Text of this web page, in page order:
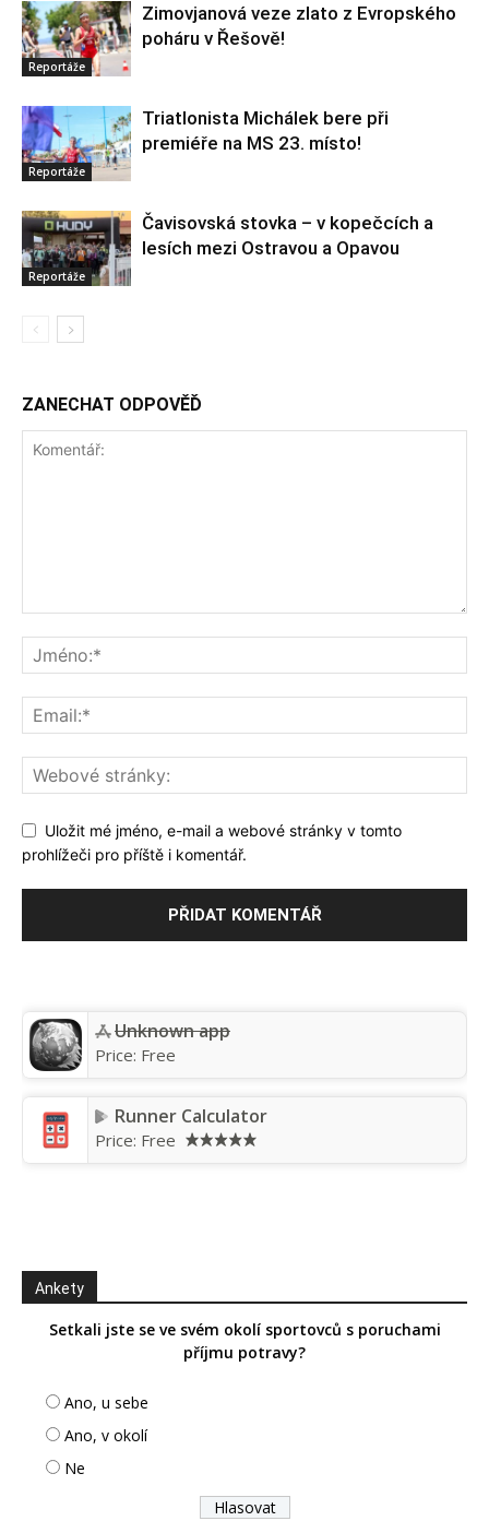
Reportáže
Zimovjanová veze zlato z Evropského
poháru v Řešově!
Reportáže
Triatlonista Michálek bere při
premiéře na MS 23. místo!
Reportáže
Čavisovská stovka – v kopečcích a
lesích mezi Ostravou a Opavou
ZANECHAT ODPOVĚĎ
Uložit mé jméno, e-mail a webové stránky v tomto
prohlížeči pro příště i komentář.
Unknown app
Price: Free
Runner Calculator
Price: Free
Ankety
Setkali jste se ve svém okolí sportovců s poruchami
příjmu potravy?
Ano, u sebe
Ano, v okolí
Ne